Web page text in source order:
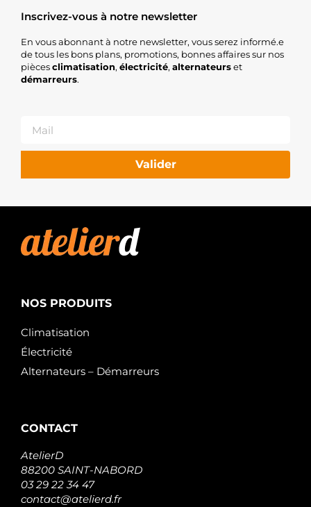
Inscrivez-vous à notre newsletter
En vous abonnant à notre newsletter, vous serez informé.e
de tous les bons plans, promotions, bonnes affaires sur nos
piècesclimatisation, électricité, alternateurset
démarreurs.
Valider
NOS PRODUITS
Climatisation
Électricité
Alternateurs – Démarreurs
CONTACT
AtelierD
88200 SAINT-NABORD
03 29 22 34 47
contact@atelierd.fr